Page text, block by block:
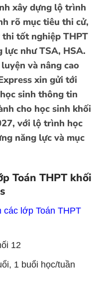
xây dựng lộ trình
rõ mục tiêu thi cử,
tốt nghiệp THPT
lực như TSA, HSA.
và nâng cao
xin gửi tới
sinh thông tin
cho học sinh khối
với lộ trình học
năng lực và mục
Toán THPT khối
các lớp Toán THPT
12
1 buổi học/tuần